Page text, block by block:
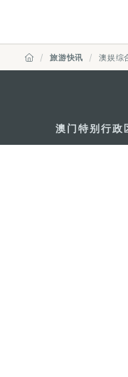
旅游快讯 澳娱综
澳门特别行政